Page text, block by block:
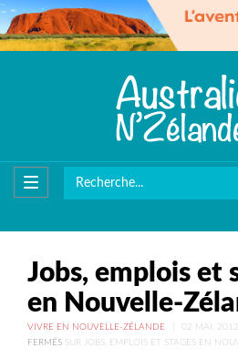
Jobs, emplois et
en Nouvelle-
VIVRE EN NOUVELLE-ZÉLANDE 02 MAI, 2012
FERMÉS SUR JOBS, EMPLOIS ET STAGES EN